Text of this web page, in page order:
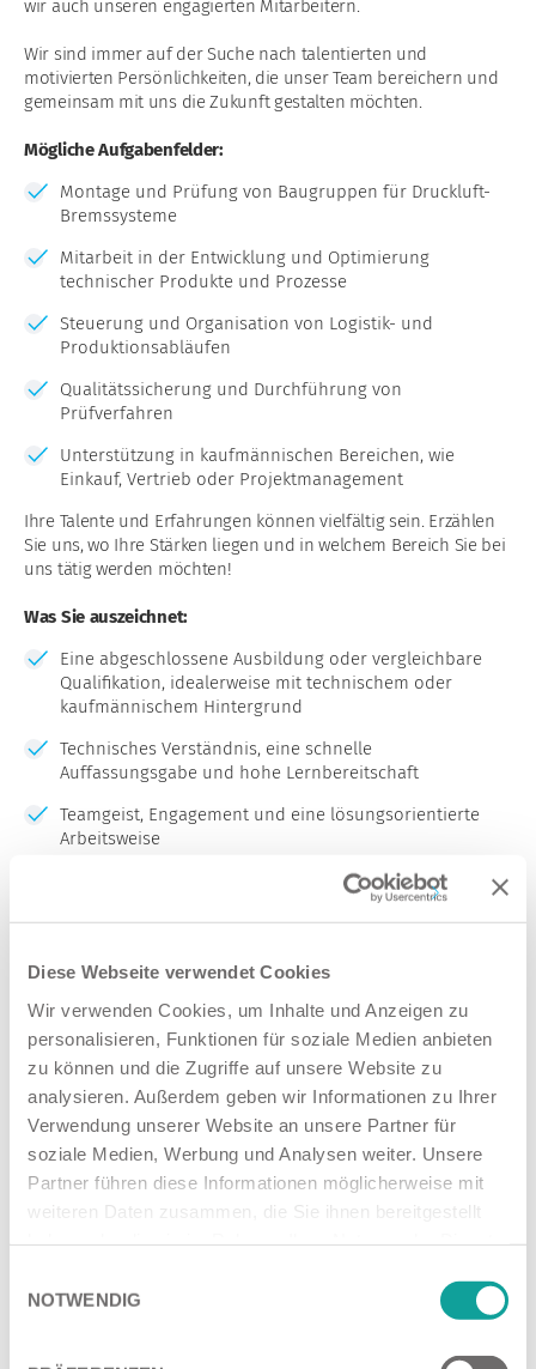
Diese Webseite verwendet Cookies
Wir verwenden Cookies, um Inhalte und Anzeigen zu
personalisieren, Funktionen für soziale Medien anbieten
zu können und die Zugriffe auf unsere Website zu
analysieren. Außerdem geben wir Informationen zu Ihrer
Verwendung unserer Website an unsere Partner für
soziale Medien, Werbung und Analysen weiter. Unsere
Partner führen diese Informationen möglicherweise mit
weiteren Daten zusammen, die Sie ihnen bereitgestellt
NOTWENDIG
wir auch unseren engagierten Mitarbeitern.
Wir sind immer auf der Suche nach talentierten und
motivierten Persönlichkeiten, die unser Team bereichern und
gemeinsam mit uns die Zukunft gestalten möchten.
Mögliche Aufgabenfelder:
Montage und Prüfung von Baugruppen für Druckluft-
Bremssysteme
Mitarbeit in der Entwicklung und Optimierung
technischer Produkte und Prozesse
Steuerung und Organisation von Logistik- und
Produktionsabläufen
Qualitätssicherung und Durchführung von
Prüfverfahren
Unterstützung in kaufmännischen Bereichen, wie
Einkauf, Vertrieb oder Projektmanagement
Ihre Talente und Erfahrungen können vielfältig sein. Erzählen
Sie uns, wo Ihre Stärken liegen und in welchem Bereich Sie bei
uns tätig werden möchten!
Was Sie auszeichnet:
Eine abgeschlossene Ausbildung oder vergleichbare
Qualifikation, idealerweise mit technischem oder
kaufmännischem Hintergrund
Technisches Verständnis, eine schnelle
Auffassungsgabe und hohe Lernbereitschaft
Teamgeist, Engagement und eine lösungsorientierte
Arbeitsweise
Eigeninitiative, Verantwortungsbewusstsein und
Was wir Ihnen bieten:
Ein familiengeführtes Unternehmen mit flachen
Hierarchien und einem kollegialen Arbeitsklima
Ein modernes Arbeitsumfeld mit abwechslungsreichen
Aufgaben
Individuelle Weiterbildungsmöglichkeiten und
langfristige Perspektiven
Leistungsgerechte Vergütung und attraktive
Eine wertschätzende Unternehmenskultur, in der Ihre